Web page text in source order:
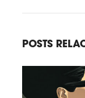
POSTS